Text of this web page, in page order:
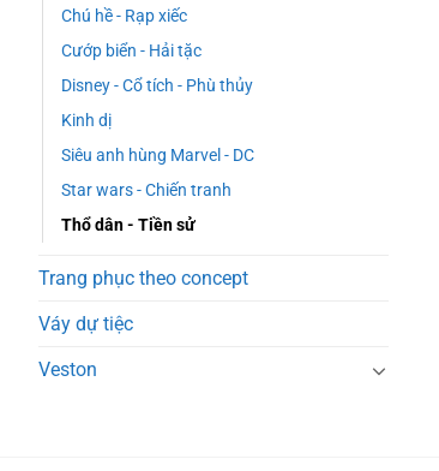
Chú hề - Rạp xiếc
Cướp biển - Hải tặc
Disney - Cổ tích - Phù thủy
Kinh dị
Siêu anh hùng Marvel - DC
Star wars - Chiến tranh
Thổ dân - Tiền sử
Trang phục theo concept
Váy dự tiệc
Veston